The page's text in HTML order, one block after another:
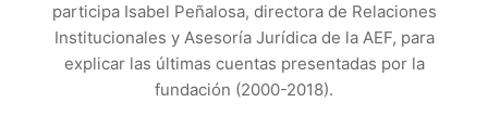
participa Isabel Peñalosa, directora de Relaciones
Institucionales y Asesoría Jurídica de la AEF, para
explicar las últimas cuentas presentadas por la
fundación (2000-2018).